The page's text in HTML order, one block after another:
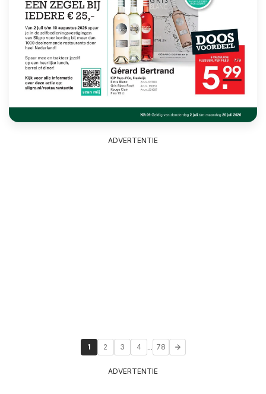
ADVERTENTIE
1 2 3 4 ... 78
ADVERTENTIE